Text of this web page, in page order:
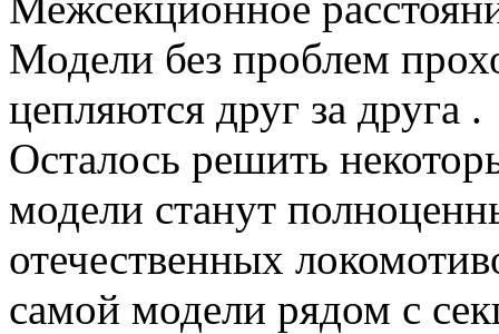
Модели без проблем
цепляются друг за друга .
Осталось решить
модели станут
отечественных
самой модели рядом с